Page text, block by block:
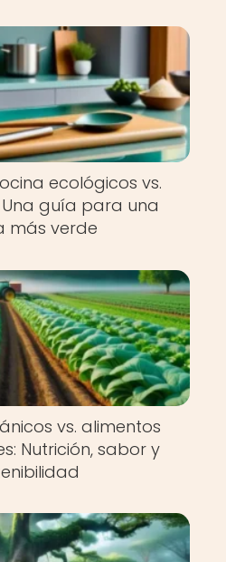
ecológicos vs.
guía para una
más verde
vs. alimentos
Nutrición, sabor y